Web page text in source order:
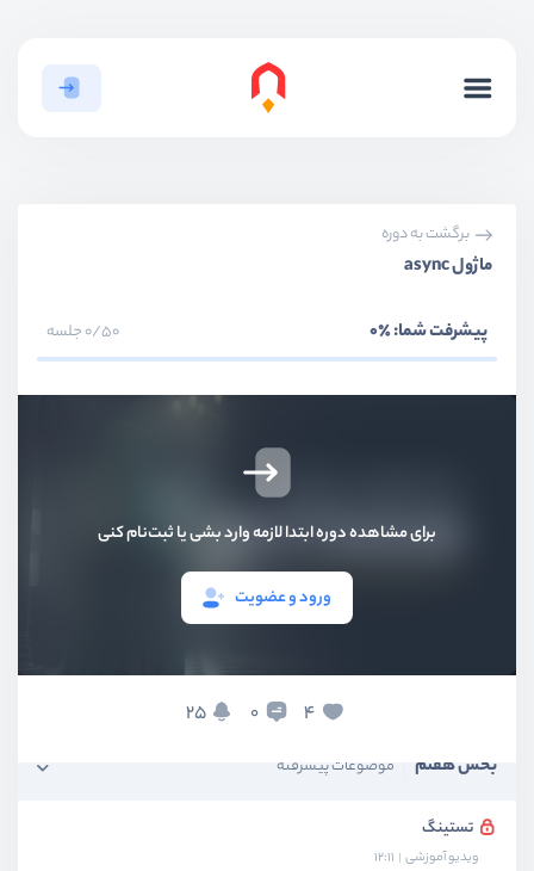
برگشت به دوره
ماژول async
پیشرفت شما:٪0 0/50 جلسه
برای مشاهده دوره ابتدا لازمه وارد بشی یا ثبت‌نام کنی
ورود و عضویت
4
0
25
بخش اول معرفی
دیتابیس SQL
وب فریمورک flask
بخش هفتم موضوعات پیشرفته
تستینگ
ویدیو آموزشی 12:11